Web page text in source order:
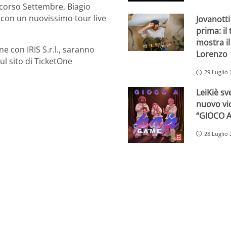
Settembre, Biagio
un nuovissimo tour live
con IRIS S.r.l., saranno
sito di TicketOne
prima: il
mostra
Lorenzo
29 Luglio
LeiKiè
nuovo
“GIOCO
28 Luglio